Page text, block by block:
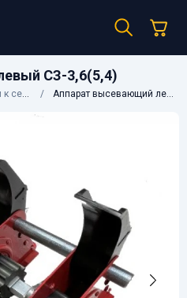
СЗ-3,6(5,4)
Аппарат высевающий левый СЗ-3,6(5,4)